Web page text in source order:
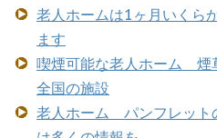
老人ホームは1ヶ月いくら
ます
喫煙可能な老人ホーム 煙
全国の施設
老人ホーム パンフレッ